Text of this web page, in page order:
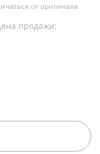
от оригинала
продажи: